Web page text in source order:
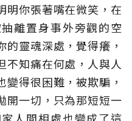
明你張著嘴在微笑，在
離置身事外旁觀的空
靈魂深處，覺得癢，
不知痛在何處，人與人
得很困難，被欺騙，
開一切，只為那短短一